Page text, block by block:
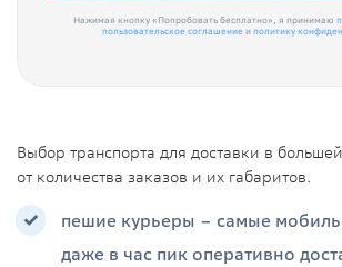
Нажимая кнопку «Попробовать бесплатно», я принимаю
пользовательское соглашение и политику
Выбор транспорта для доставки в
от количества заказов и их габаритов.
пешие курьеры – самые
даже в час пик оперативно